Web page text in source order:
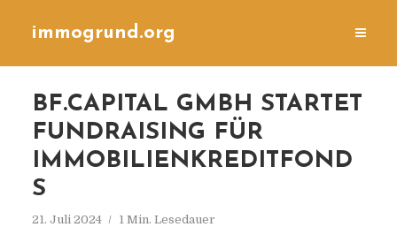
immogrund.org
BF.CAPITAL GMBH STARTET
FUNDRAISING FÜR
IMMOBILIENKREDITFOND
S
21. Juli 2024 1 Min. Lesedauer